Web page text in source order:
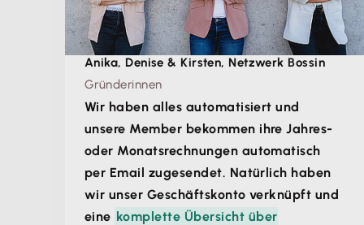
Anika, Denise & Kirsten, Netzwerk Bossin
Gründerinnen
Wir haben alles automatisiert und
unsere Member bekommen ihre Jahres-
oder Monatsrechnungen automatisch
per Email zugesendet. Natürlich haben
wir unser Geschäftskonto verknüpft und
eine komplette Übersicht über